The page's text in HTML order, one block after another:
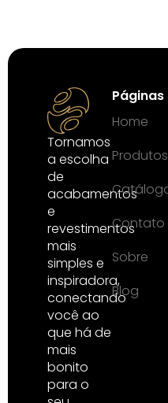
Tornamos
a escolha
de
acabamentos
e
revestimentos
mais
simples e
inspiradora,
conectando
você ao
que há de
mais
bonito
para o
Páginas
Home
Produtos
Contato
Sobre
Blog